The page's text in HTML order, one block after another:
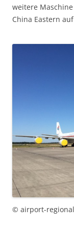
weitere
China Eastern
© airport-